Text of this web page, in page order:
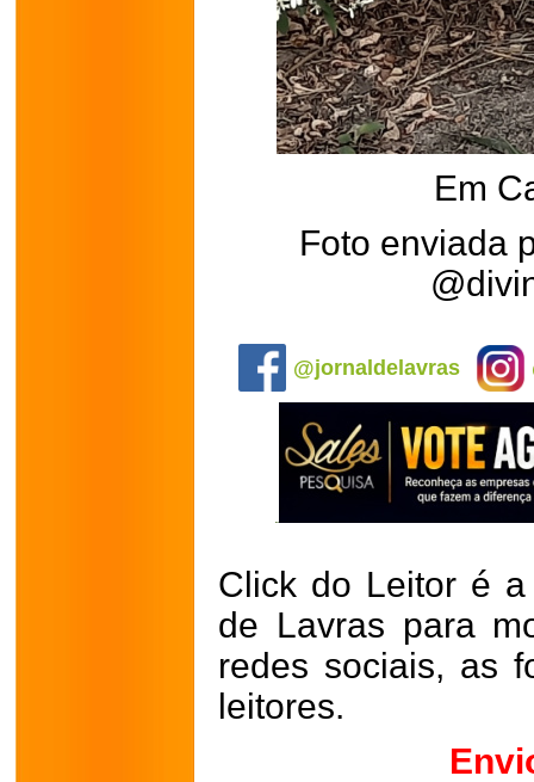
Em
Foto enviada
@jornaldelavras
Click do Leitor é
de Lavras para
redes sociais, as
leitores.